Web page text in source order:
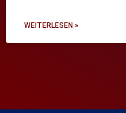
WEITERLESEN »